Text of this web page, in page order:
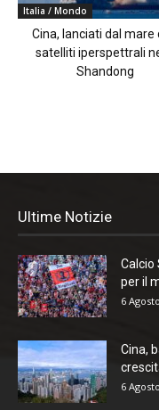
Italia / Mondo
Cina, lanciati dal mare
satelliti iperspettrali
Shandong
Ultime Notizie
Calcio
per il
6
Cina,
6